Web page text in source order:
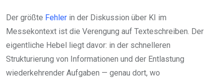
Der größte Fehler in der Diskussion über KI im
Messekontext ist die Verengung auf Texteschreiben. Der
eigentliche Hebel liegt davor: in der schnelleren
Strukturierung von Informationen und der Entlastung
wiederkehrender Aufgaben — genau dort, wo